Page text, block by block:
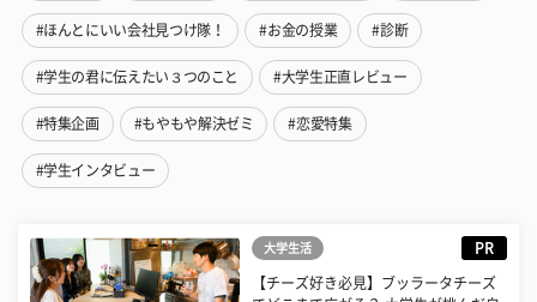
#ほんとにいい会社見つけ隊！ #お金の授業 #診断
#学生の君に伝えたい３つのこと #大学生正直レビュー
#特集企画 #もやもや解決ゼミ #恋愛特集
#学生インタビュー
大学生活 PR
【チーズ好き必見】ブッラータチーズ